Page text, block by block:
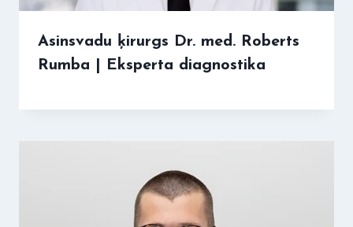
Asinsvadu ķirurgs Dr. med. Roberts
Rumba | Eksperta diagnostika